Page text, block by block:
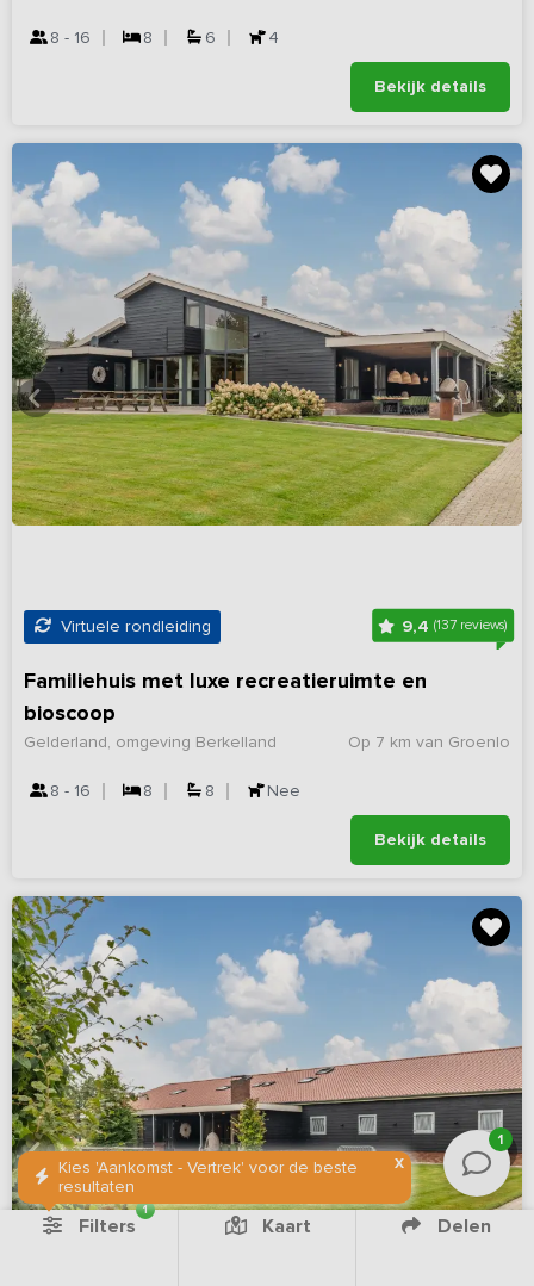
8 - 16 8 6 4
Bekijk details
Virtuele rondleiding 9,4 (137 reviews)
Familiehuis met luxe recreatieruimte en
bioscoop
Op 7 km van Groenlo
Gelderland, omgeving Berkelland
8 - 16 8 8 Nee
Bekijk details
X
Kies 'Aankomst - Vertrek' voor de beste
resultaten
1
Filters
1
Kaart Delen